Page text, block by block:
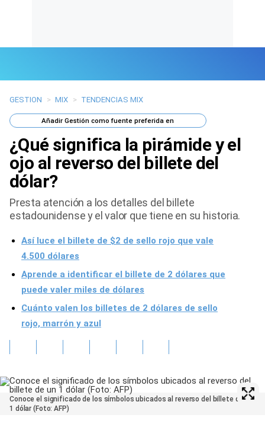
Últimas Noticias
Mi Bolsillo
Respuestas
Gente
Vida Laboral
Tendencias Mix
Sports
GESTION > MIX > TENDENCIAS MIX
AñadirGestión como fuente preferida en
¿Qué significa la pirámide y el
ojo al reverso del billete del
dólar?
Presta atención a los detalles del billete
estadounidense y el valor que tiene en su historia.
Así luce el billete de $2 de sello rojo que vale
4.500 dólares
Aprende a identificar el billete de 2 dólares que
puede valer miles de dólares
Cuánto valen los billetes de 2 dólares de sello
rojo, marrón y azul
Conoce el significado de los símbolos ubicados al reverso del billete de un
1 dólar (Foto: AFP)